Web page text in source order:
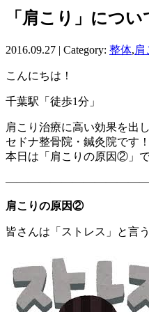
「肩こり」につ
2016.09.27 | Category: 整体,肩
こんにちは！
千葉駅「徒歩1分」
肩こり治療に高い効果を出
セドナ整骨院・鍼灸院です！
本日は「肩こりの原因②」
肩こりの原因②
皆さんは「ストレス」と言